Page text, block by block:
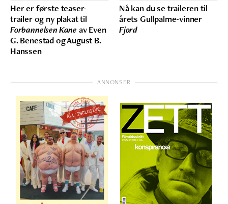
Her er første teaser-
trailer og ny plakat til
Forbannelsen Kane av Even
G. Benestad og August B.
Hanssen
Nå kan du se traileren til
årets Gullpalme-vinner
Fjord